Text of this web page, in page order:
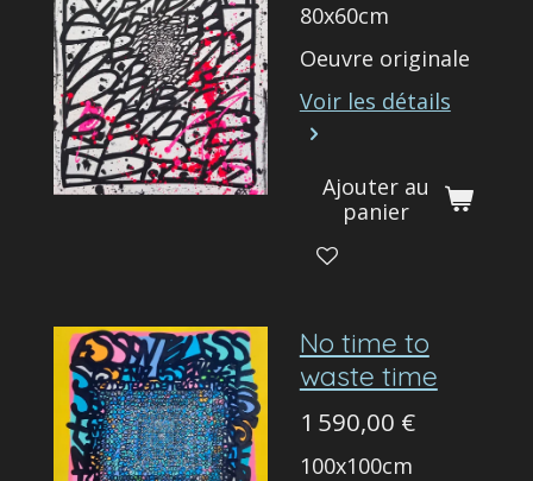
80x60cm
Oeuvre originale
Voir les détails
Ajouter au
panier
No time to
waste time
1 590,00 €
100x100cm